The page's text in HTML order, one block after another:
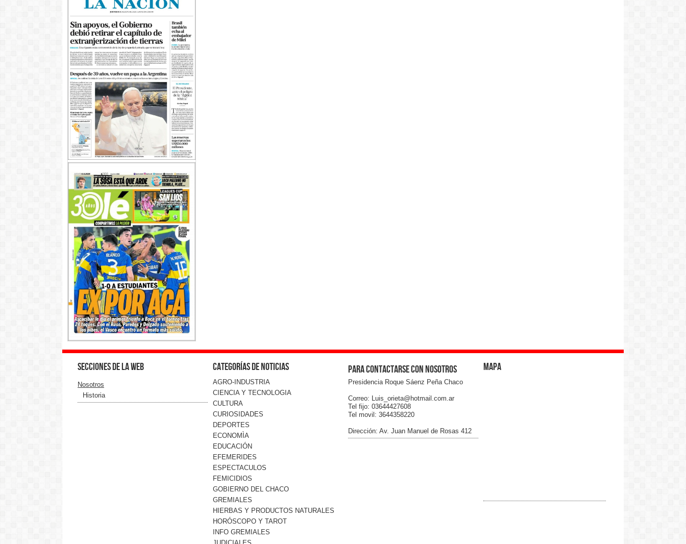
Secciones de la web
Nosotros
Historia
Categorías de noticias
AGRO-INDUSTRIA
CIENCIA Y TECNOLOGIA
CULTURA
CURIOSIDADES
DEPORTES
ECONOMÌA
EDUCACIÓN
EFEMERIDES
ESPECTACULOS
FEMICIDIOS
GOBIERNO DEL CHACO
GREMIALES
HIERBAS Y PRODUCTOS NATURALES
HORÓSCOPO Y TAROT
INFO GREMIALES
Para contactarse con nosotros
Presidencia Roque Sáenz Peña Chaco
Correo: Luis_orieta@hotmail.com.ar
Tel fijo: 03644427608
Tel movil: 3644358220
Dirección: Av. Juan Manuel de Rosas 412
Mapa